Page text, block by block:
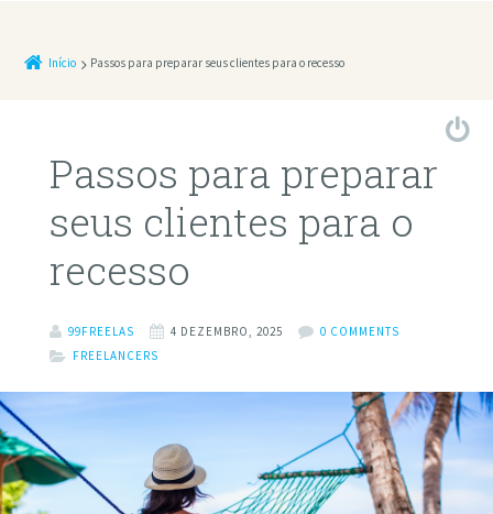
Início Passos para preparar seus clientes para o recesso
Passos para preparar
seus clientes para o
recesso
99FREELAS 4 DEZEMBRO, 2025
0 COMMENTS
FREELANCERS